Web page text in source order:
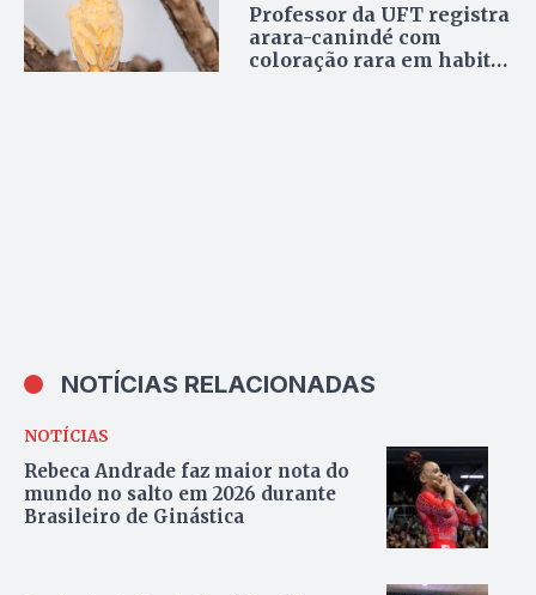
Professor da UFT registra
arara-canindé com
coloração rara em habitat
NOTÍCIAS RELACIONADAS
NOTÍCIAS
Rebeca Andrade faz maior nota do
mundo no salto em 2026 durante
Brasileiro de Ginástica